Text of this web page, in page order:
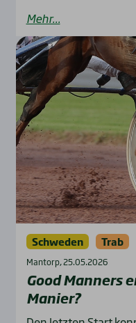
Mehr...
Schweden Trab
Mantorp, 25.05.2026
Good Man­ners
Manier?